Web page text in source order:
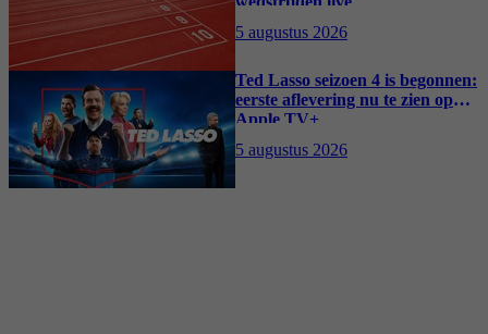
5 augustus 2026
Ted Lasso seizoen 4 is begonnen:
eerste aflevering nu te zien op
Apple TV+
5 augustus 2026